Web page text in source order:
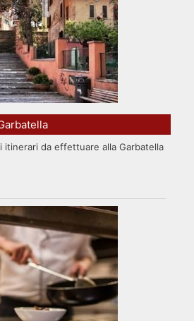
itinerari da effettuare alla Garbatella